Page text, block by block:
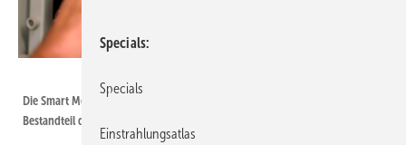
Die Smart Meter sind klein und unscheinbar. Aber sie sind ein elementarer
Bestandteil der Stromversorgung der Zukunft.
Specials
Specials
Einstrahlungsatlas